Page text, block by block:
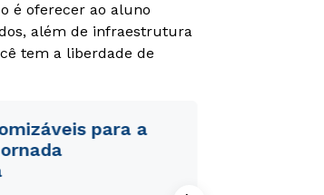
é oferecer ao aluno
além de infraestrutura
tem a liberdade de
para a